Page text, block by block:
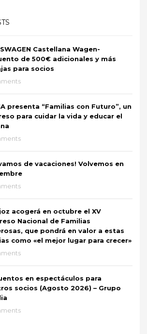
Castellana Wagen-
de 500€ adicionales y más
para socios
presenta “Familias con Futuro”, un
para cuidar la vida y educar el
de vacaciones! Volvemos en
acogerá en octubre el XV
Nacional de Familias
que pondrá en valor a estas
como «el mejor lugar para crecer»
en espectáculos para
socios (Agosto 2026) – Grupo